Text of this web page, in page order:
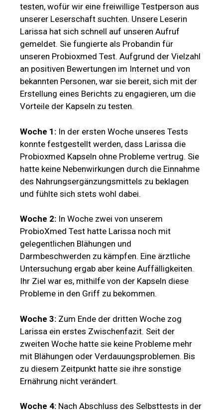
testen, wofür wir eine freiwillige Testperson aus
unserer Leserschaft suchten. Unsere Leserin
Larissa hat sich schnell auf unseren Aufruf
gemeldet. Sie fungierte als Probandin für
unseren Probioxmed Test. Aufgrund der Vielzahl
an positiven Bewertungen im Internet und von
bekannten Personen, war sie bereit, sich mit der
Erstellung eines Berichts zu engagieren, um die
Vorteile der Kapseln zu testen.
Woche 1: In der ersten Woche unseres Tests
konnte festgestellt werden, dass Larissa die
Probioxmed Kapseln ohne Probleme vertrug. Sie
hatte keine Nebenwirkungen durch die Einnahme
des Nahrungsergänzungsmittels zu beklagen
und fühlte sich stets wohl dabei.
Woche 2: In Woche zwei von unserem
ProbioXmed Test hatte Larissa noch mit
gelegentlichen Blähungen und
Darmbeschwerden zu kämpfen. Eine ärztliche
Untersuchung ergab aber keine Auffälligkeiten.
Ihr Ziel war es, mithilfe von der Kapseln diese
Probleme in den Griff zu bekommen.
Woche 3: Zum Ende der dritten Woche zog
Larissa ein erstes Zwischenfazit. Seit der
zweiten Woche hatte sie keine Probleme mehr
mit Blähungen oder Verdauungsproblemen. Bis
zu diesem Zeitpunkt hatte sie ihre sonstige
Ernährung nicht verändert.
Woche 4: Nach Abschluss des Selbsttests in der